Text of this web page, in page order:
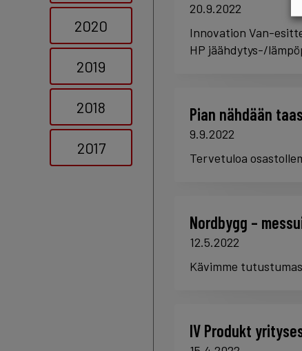
2020
2019
2018
2017
20.9.2022
Innovation Van-
HP jäähdytys-/
Pian nähdään
9.9.2022
Tervetuloa
Nordbygg –
12.5.2022
Kävimme
IV Produkt